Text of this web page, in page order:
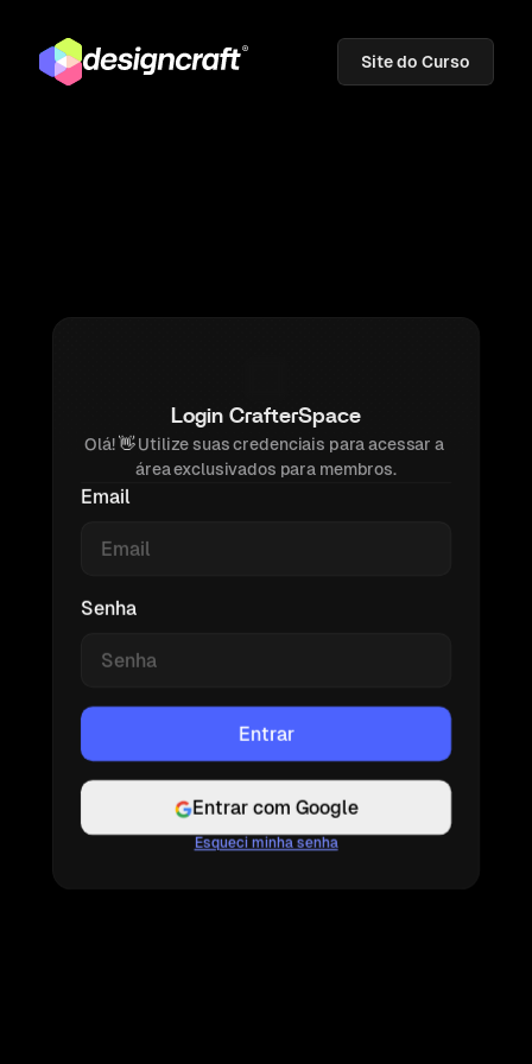
Site do Curso
Login CrafterSpace
Olá! 👋 Utilize suas credenciais para acessar a
área exclusivados para membros.
Email
Senha
Entrar com Google
Esqueci minha senha